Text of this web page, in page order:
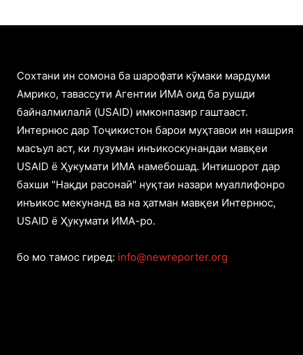
Cохтани ин сомона ба шарофати кӯмаки мардуми
Амрико, тавассути Агентии ИМА оид ба рушди
байналмилалӣ (USAID) имконпазир гаштааст.
Интернюс дар Тоҷикистон барои муҳтавои ин нашрия
масъул аст, ки лузуман инъикоскунандаи мавқеи
USAID ё Ҳукумати ИМА намебошад. Интишорот дар
бахши "Нақди расонаӣ" нуқтаи назари муаллифонро
инъикос мекунанд ва на ҳатман мавқеи Интернюс,
USAID ё Ҳукумати ИМА-ро.
бо мо тамос гиред: info@newreporter.org